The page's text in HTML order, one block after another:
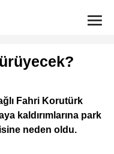
Fahri Korutürk
kaldırımlarına park
neden oldu.